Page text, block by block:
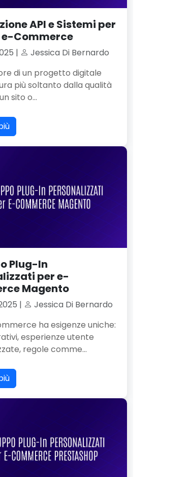
API e Sistemi per
e-Commerce
|
Jessica Di Bernardo
di un progetto digitale
più soltanto dalla qualità
sito o...
Plug-In
per e-
Magento
|
Jessica Di Bernardo
ha esigenze uniche:
esperienze utente
regole comme...